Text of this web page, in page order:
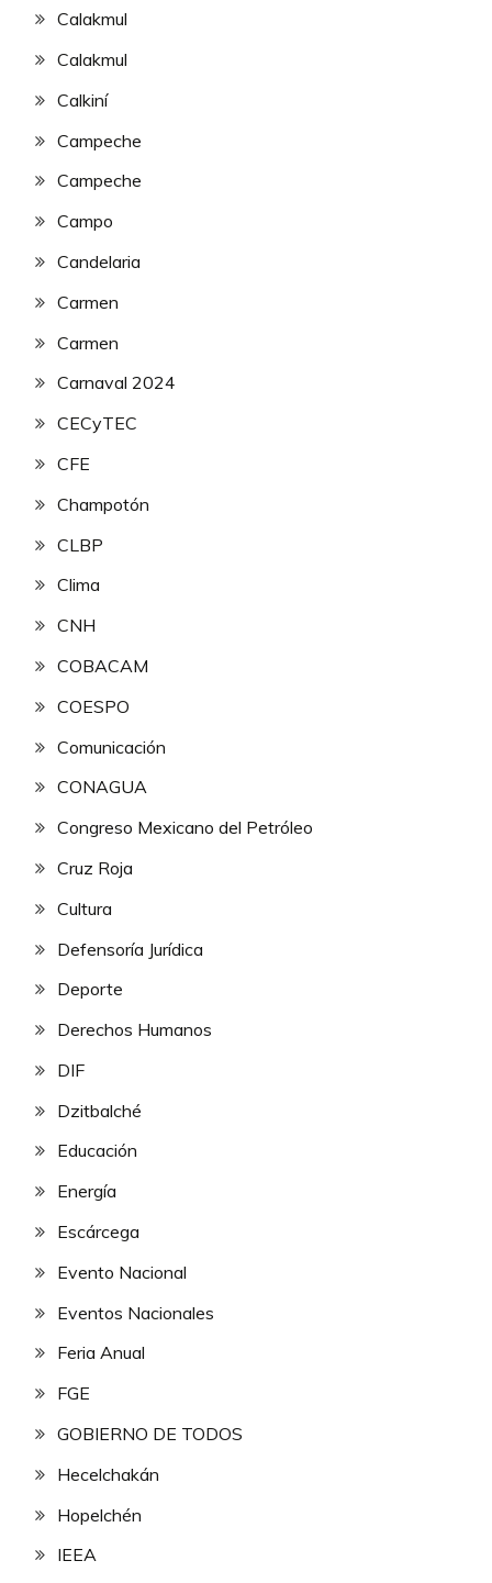
Calakmul
Calakmul
Calkiní
Campeche
Campeche
Campo
Candelaria
Carmen
Carmen
Carnaval 2024
CECyTEC
CFE
Champotón
CLBP
Clima
CNH
COBACAM
COESPO
Comunicación
CONAGUA
Congreso Mexicano del Petróleo
Cruz Roja
Cultura
Defensoría Jurídica
Deporte
Derechos Humanos
DIF
Dzitbalché
Educación
Energía
Escárcega
Evento Nacional
Eventos Nacionales
Feria Anual
FGE
GOBIERNO DE TODOS
Hecelchakán
Hopelchén
IEEA